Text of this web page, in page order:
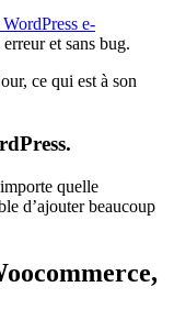
e-
et sans bug.
ce qui est à son
quelle
d’ajouter beaucoup